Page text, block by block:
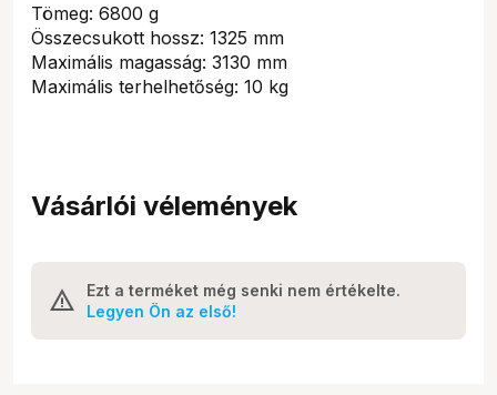
Tömeg: 6800 g
Összecsukott hossz: 1325 mm
Maximális magasság: 3130 mm
Maximális terhelhetőség: 10 kg
Vásárlói vélemények
Ezt a terméket még senki nem értékelte.
Legyen Ön az első!